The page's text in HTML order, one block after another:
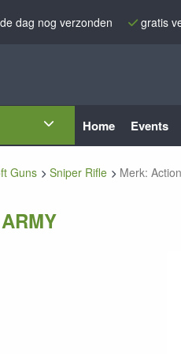
dag nog verzonden gratis
Home Events
Guns Sniper Rifle Merk: